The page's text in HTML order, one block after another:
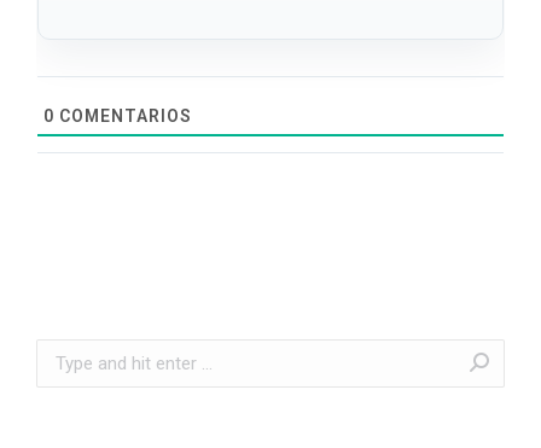
0 COMENTARIOS
Search: